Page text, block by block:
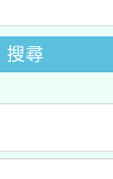
搜尋